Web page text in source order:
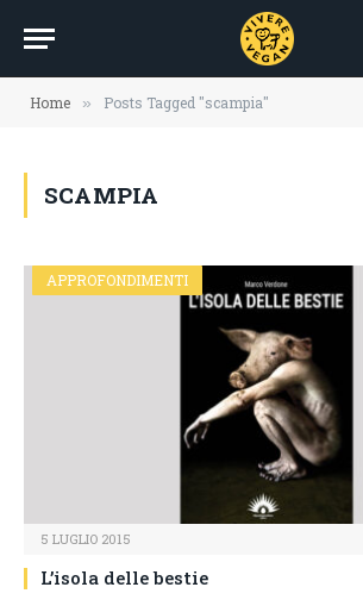
Home » Posts Tagged "scampia"
SCAMPIA
APPROFONDIMENTI
5 LUGLIO 2015
L’isola delle bestie